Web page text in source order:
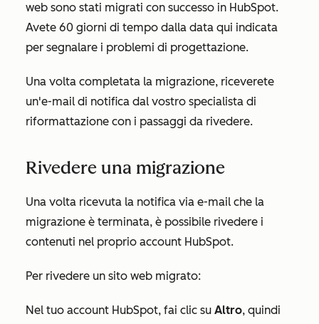
web sono stati migrati con successo in HubSpot.
Avete 60 giorni di tempo dalla data qui indicata
per segnalare i problemi di progettazione.
Una volta completata la migrazione, riceverete
un'e-mail di notifica dal vostro specialista di
riformattazione con i passaggi da rivedere.
Rivedere una migrazione
Una volta ricevuta la notifica via e-mail che la
migrazione è terminata, è possibile rivedere i
contenuti nel proprio account HubSpot.
Per rivedere un sito web migrato:
Nel tuo account HubSpot, fai clic su Altro, quindi